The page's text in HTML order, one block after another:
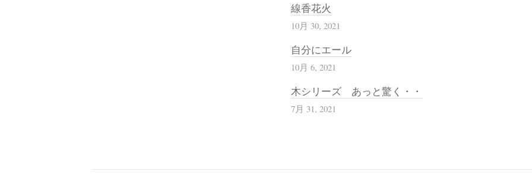
線香花火
10月 30, 2021
自分にエール
10月 6, 2021
木シリーズ あっと驚く・・
7月 31, 2021